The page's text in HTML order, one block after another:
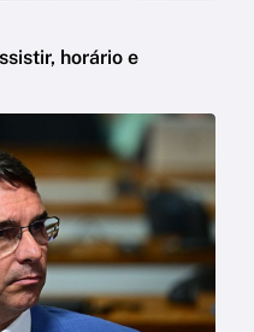
horário e